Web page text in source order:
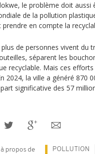
le problème doit aussi
de la pollution
en compte la
de personnes vivent du
séparent les
recyclable. Mais ces
2024, la ville a généré 870
significative des 57
propos de POLLUTION